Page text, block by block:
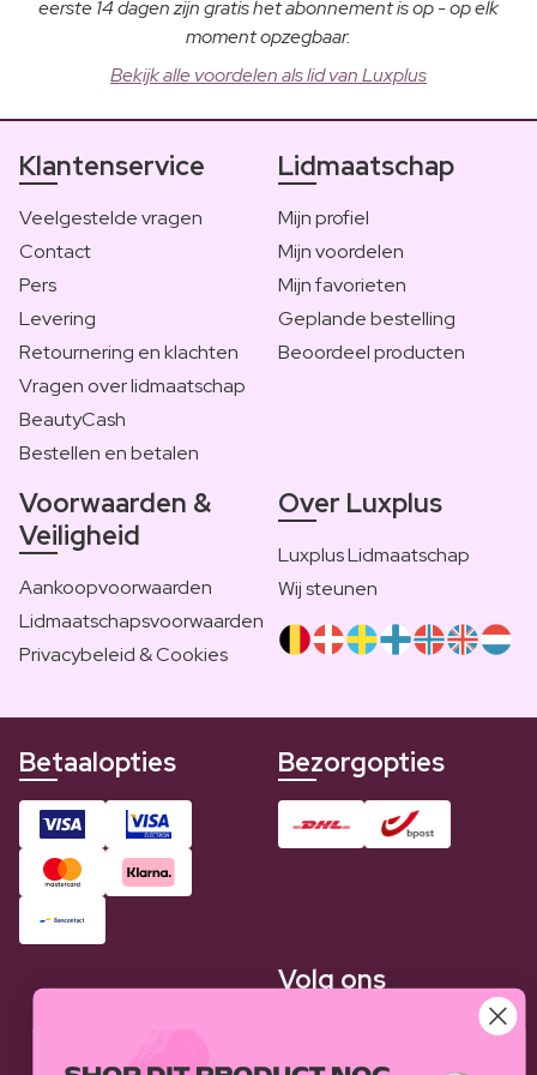
eerste 14 dagen zijn gratis het abonnement is op - op elk
moment opzegbaar.
Bekijk alle voordelen als lid van Luxplus
Klantenservice
Veelgestelde vragen
Contact
Pers
Levering
Retournering en klachten
Vragen over lidmaatschap
BeautyCash
Bestellen en betalen
Lidmaatschap
Mijn profiel
Mijn voordelen
Mijn favorieten
Geplande bestelling
Beoordeel producten
Voorwaarden &
Veiligheid
Aankoopvoorwaarden
Lidmaatschapsvoorwaarden
Privacybeleid & Cookies
Over Luxplus
Luxplus Lidmaatschap
Wij steunen
Betaalopties Bezorgopties
Volg ons